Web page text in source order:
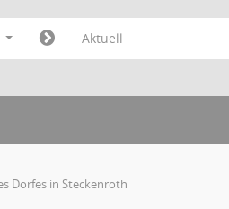
Aktuell
Dorfes in Steckenroth